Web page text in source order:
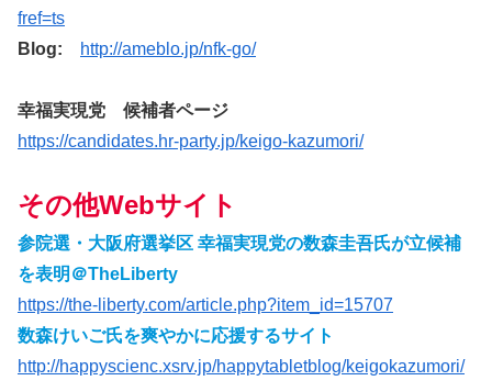
fref=ts
Blog:
http://ameblo.jp/nfk-go/
幸福実現党 候補者ページ
https://candidates.hr-party.jp/keigo-kazumori/
その他Webサイト
参院選・大阪府選挙区 幸福実現党の数森圭吾氏が立候補
を表明＠TheLiberty
https://the-liberty.com/article.php?item_id=15707
数森けいご氏を爽やかに応援するサイト
http://happyscienc.xsrv.jp/happytabletblog/keigokazumori/